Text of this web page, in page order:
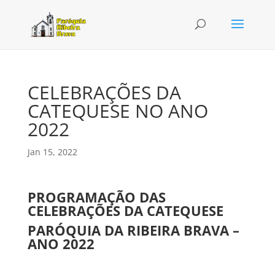
CELEBRAÇÕES DA
CATEQUESE NO ANO
2022
Jan 15, 2022
PROGRAMAÇÃO DAS
CELEBRAÇÕES DA CATEQUESE
PARÓQUIA DA RIBEIRA BRAVA –
ANO 2022